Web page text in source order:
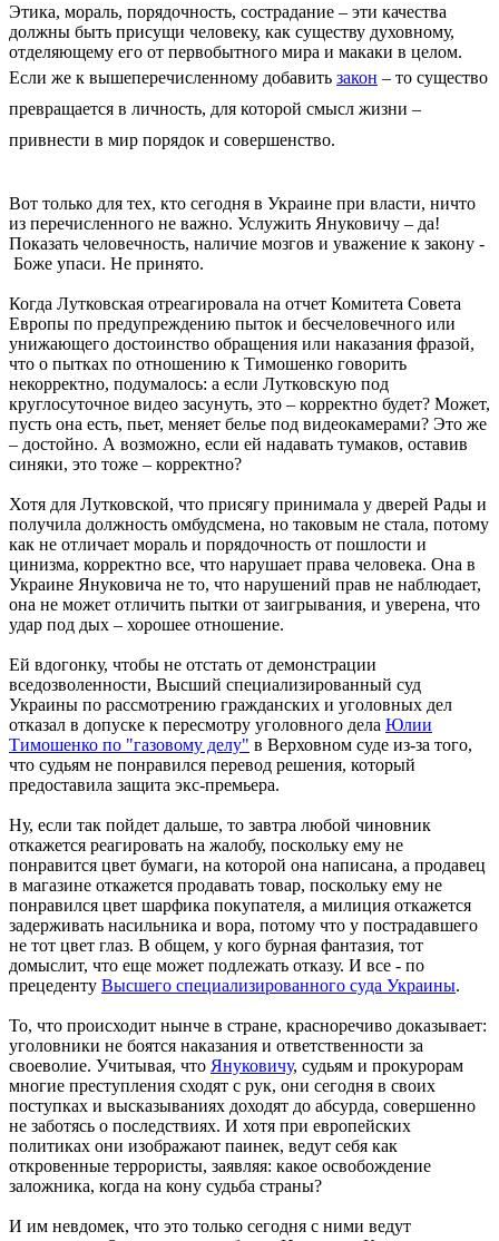
Этика, мораль, порядочность, сострадание – эти качества
должны быть присущи человеку, как существу духовному,
отделяющему его от первобытного мира и макаки в целом.
Если же к вышеперечисленному добавить закон – то существо
превращается в личность, для которой смысл жизни –
привнести в мир порядок и совершенство.
Вот только для тех, кто сегодня в Украине при власти, ничто
из перечисленного не важно. Услужить Януковичу – да!
Показать человечность, наличие мозгов и уважение к закону -
Боже упаси. Не принято.
Когда Лутковская отреагировала на отчет Комитета Совета
Европы по предупреждению пыток и бесчеловечного или
унижающего достоинство обращения или наказания фразой,
что о пытках по отношению к Тимошенко говорить
некорректно, подумалось: а если Лутковскую под
круглосуточное видео засунуть, это – корректно будет? Может,
пусть она есть, пьет, меняет белье под видеокамерами? Это же
– достойно. А возможно, если ей надавать тумаков, оставив
синяки, это тоже – корректно?
Хотя для Лутковской, что присягу принимала у дверей Рады и
получила должность омбудсмена, но таковым не стала, потому
как не отличает мораль и порядочность от пошлости и
цинизма, корректно все, что нарушает права человека. Она в
Украине Януковича не то, что нарушений прав не наблюдает,
она не может отличить пытки от заигрывания, и уверена, что
удар под дых – хорошее отношение.
Ей вдогонку, чтобы не отстать от демонстрации
вседозволенности, Высший специализированный суд
Украины по рассмотрению гражданских и уголовных дел
отказал в допуске к пересмотру уголовного дела Юлии
Тимошенко по "газовому делу" в Верховном суде из-за того,
что судьям не понравился перевод решения, который
предоставила защита экс-премьера.
Ну, если так пойдет дальше, то завтра любой чиновник
откажется реагировать на жалобу, поскольку ему не
понравится цвет бумаги, на которой она написана, а продавец
в магазине откажется продавать товар, поскольку ему не
понравился цвет шарфика покупателя, а милиция откажется
задерживать насильника и вора, потому что у пострадавшего
не тот цвет глаз. В общем, у кого бурная фантазия, тот
домыслит, что еще может подлежать отказу. И все - по
прецеденту Высшего специализированного суда Украины.
То, что происходит нынче в стране, красноречиво доказывает:
уголовники не боятся наказания и ответственности за
своеволие. Учитывая, что Януковичу, судьям и прокурорам
многие преступления сходят с рук, они сегодня в своих
поступках и высказываниях доходят до абсурда, совершенно
не заботясь о последствиях. И хотя при европейских
политиках они изображают паинек, ведут себя как
откровенные террористы, заявляя: какое освобождение
заложника, когда на кону судьба страны?
И им невдомек, что это только сегодня с ними ведут